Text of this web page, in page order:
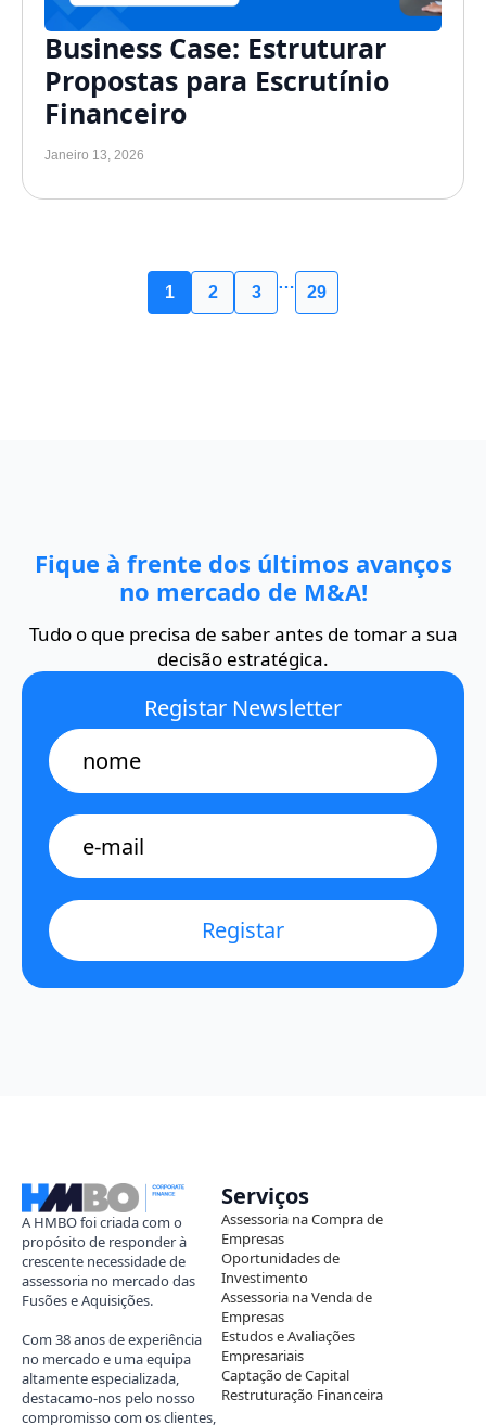
Business Case: Estruturar
Propostas para Escrutínio
Financeiro
Janeiro 13, 2026
1 2 3
…
29
Fique à frente dos últimos avanços
no mercado de M&A!
Tudo o que precisa de saber antes de tomar a sua
decisão estratégica.
Registar Newsletter
Name
E-
mail
*
Registar
A HMBO foi criada com o
propósito de responder à
crescente necessidade de
assessoria no mercado das
Fusões e Aquisições.
Com 38 anos de experiência
no mercado e uma equipa
altamente especializada,
destacamo-nos pelo nosso
compromisso com os clientes,
Serviços
Assessoria na Compra de
Empresas
Oportunidades de
Investimento
Assessoria na Venda de
Empresas
Estudos e Avaliações
Empresariais
Captação de Capital
Restruturação Financeira